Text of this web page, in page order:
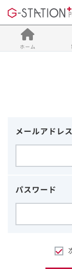
ホーム
メールアドレス
パスワード